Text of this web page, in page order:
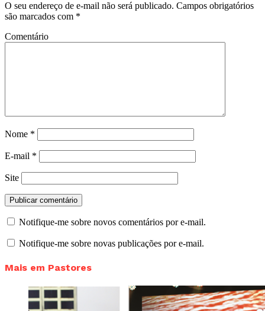
O seu endereço de e-mail não será publicado. Campos obrigatórios
são marcados com *
Comentário
Nome *
E-mail *
Site
Notifique-me sobre novos comentários por e-mail.
Notifique-me sobre novas publicações por e-mail.
Mais em Pastores